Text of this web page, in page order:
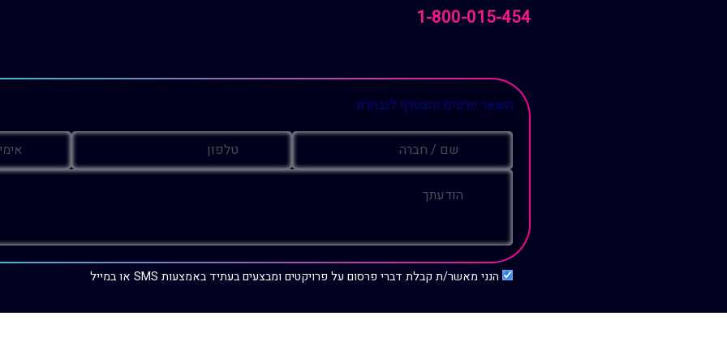
1-800-015-454
השאר פרטים והצטרף לנבחרת
הנני מאשר/ת קבלת דברי פרסום על פרויקטים ומבצעים בעתיד באמצעות SMS או במייל